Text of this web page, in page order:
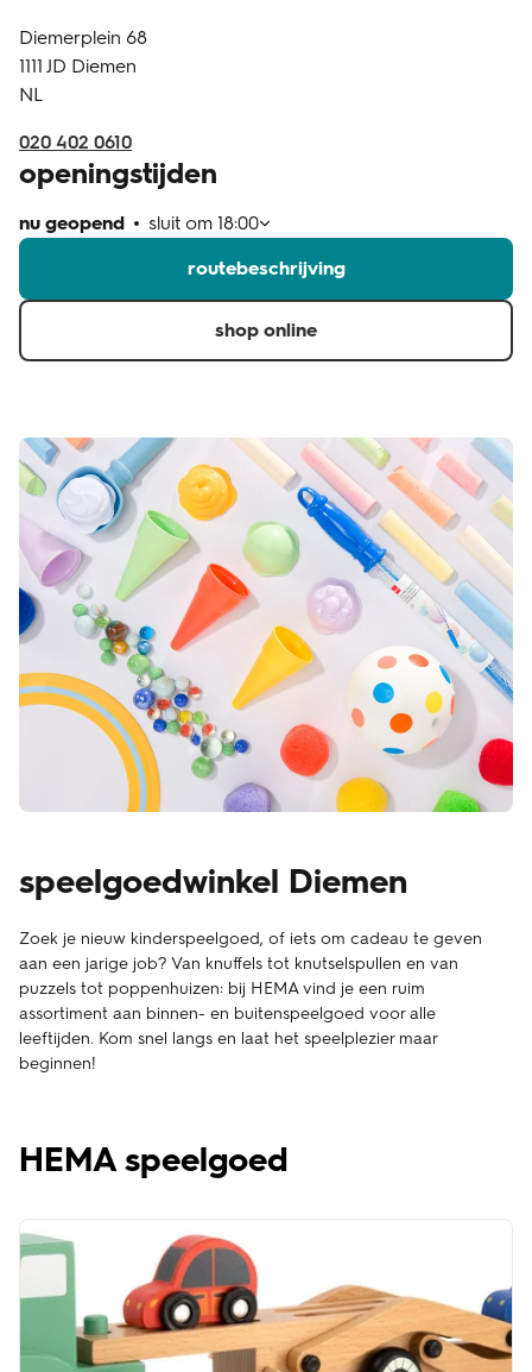
klantenservice
Diemerplein 68
1111 JD Diemen
NL
020 402 0610
openingstijden
nu geopend sluit om 18:00
routebeschrijving
shop online
speelgoedwinkel Diemen
Zoek je nieuw kinderspeelgoed, of iets om cadeau te geven
aan een jarige job? Van knuffels tot knutselspullen en van
puzzels tot poppenhuizen: bij HEMA vind je een ruim
assortiment aan binnen- en buitenspeelgoed voor alle
leeftijden. Kom snel langs en laat het speelplezier maar
beginnen!
HEMA speelgoed